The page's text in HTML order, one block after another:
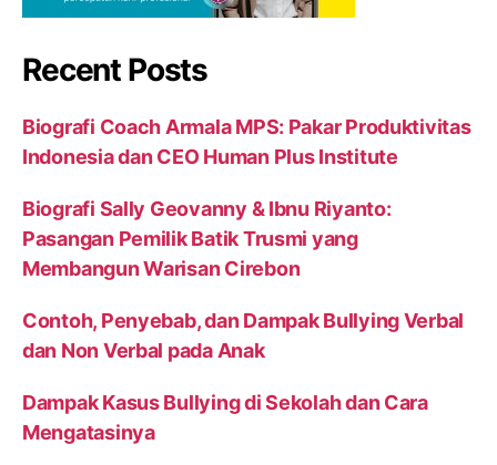
Recent Posts
Biografi Coach Armala MPS: Pakar Produktivitas
Indonesia dan CEO Human Plus Institute
Biografi Sally Geovanny & Ibnu Riyanto:
Pasangan Pemilik Batik Trusmi yang
Membangun Warisan Cirebon
Contoh, Penyebab, dan Dampak Bullying Verbal
dan Non Verbal pada Anak
Dampak Kasus Bullying di Sekolah dan Cara
Mengatasinya